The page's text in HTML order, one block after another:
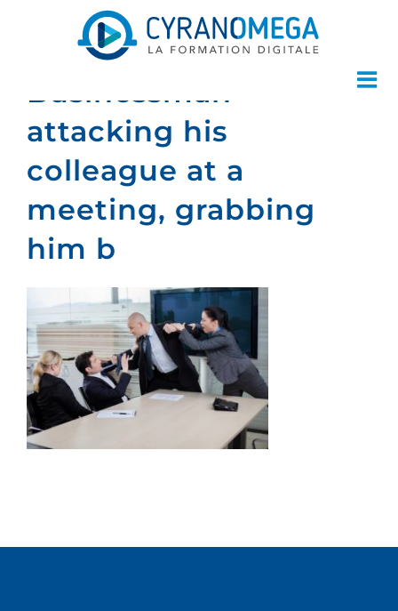
Businessman
attacking his
colleague at a
meeting, grabbing
him b